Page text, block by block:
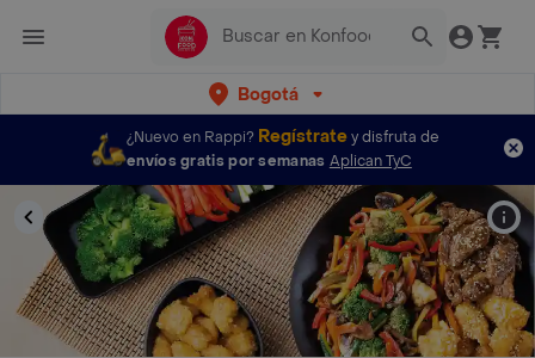
Bogotá
¿Nuevo en Rappi? Regístratey disfruta de
envíos gratis por semanas Aplican TyC